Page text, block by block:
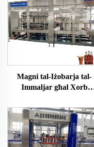
Magni tal-Iżobarja tal-
Immaljar għal Xorb